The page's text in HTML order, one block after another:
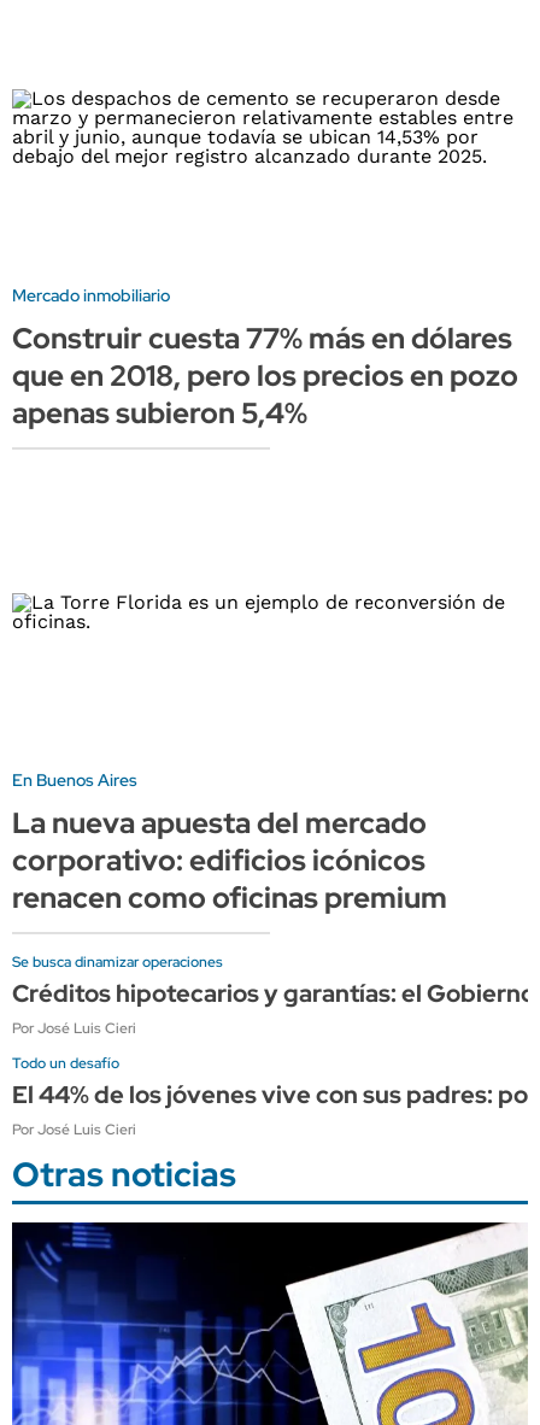
Mercado inmobiliario
Construir cuesta 77% más en dólares
que en 2018, pero los precios en pozo
apenas subieron 5,4%
En Buenos Aires
La nueva apuesta del mercado
corporativo: edificios icónicos
renacen como oficinas premium
Se busca dinamizar operaciones
Créditos hipotecarios y garantías: el
Por José Luis Cieri
Todo un desafío
El 44% de los jóvenes vive con sus padres:
Por José Luis Cieri
Otras noticias